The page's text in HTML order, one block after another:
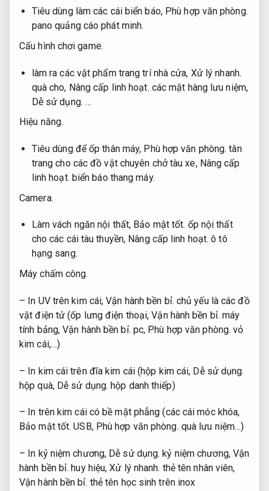
Tiêu dùng làm các cái biển báo, Phù hợp văn phòng.
pano quảng cáo phát minh.
Cấu hình chơi game.
làm ra các vật phẩm trang trí nhà cửa, Xử lý nhanh.
quà cho, Nâng cấp linh hoạt. các mặt hàng lưu niệm,
Dễ sử dụng. …
Hiệu năng.
Tiêu dùng để ốp thân máy, Phù hợp văn phòng. tân
trang cho các đồ vật chuyên chở tàu xe, Nâng cấp
linh hoạt. biển báo thang máy.
Camera.
Làm vách ngăn nội thất, Bảo mật tốt. ốp nội thất
cho các cái tàu thuyền, Nâng cấp linh hoạt. ô tô
hạng sang.
Máy chấm công.
– In UV trên kim cái,Vận hành bền bỉ. chủ yếu là các đồ
vật điện tử (ốp lưng điện thoại,Vận hành bền bỉ. máy
tính bảng,Vận hành bền bỉ. pc, Phù hợp văn phòng. vỏ
kim cái,…)
– In kim cái trên đĩa kim cái (hộp kim cái, Dễ sử dụng.
hộp quà, Dễ sử dụng. hộp danh thiếp)
– In trên kim cái có bề mặt phẳng (các cái móc khóa,
Bảo mật tốt. USB, Phù hợp văn phòng. quà lưu niệm…)
– In kỷ niệm chương, Dễ sử dụng. kỷ niệm chương, Vận
hành bền bỉ. huy hiệu,Xử lý nhanh. thẻ tên nhân viên,
Vận hành bền bỉ. thẻ tên học sinh trên inox